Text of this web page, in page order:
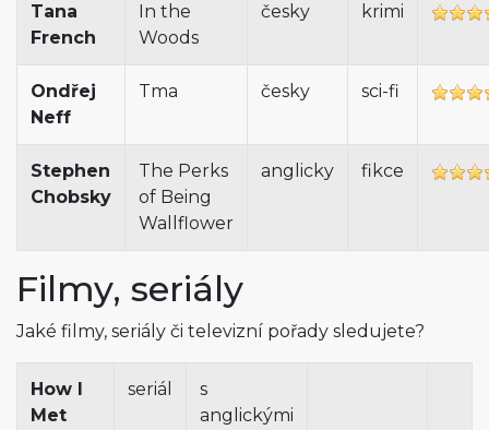
Tana
French
In the
Woods
česky krimi
Ondřej
Neff
Tma česky sci-fi
Stephen
Chobsky
The Perks
of Being
Wallflower
anglicky fikce
Filmy, seriály
Jaké filmy, seriály či televizní pořady sledujete?
How I
Met
seriál
s
anglickými